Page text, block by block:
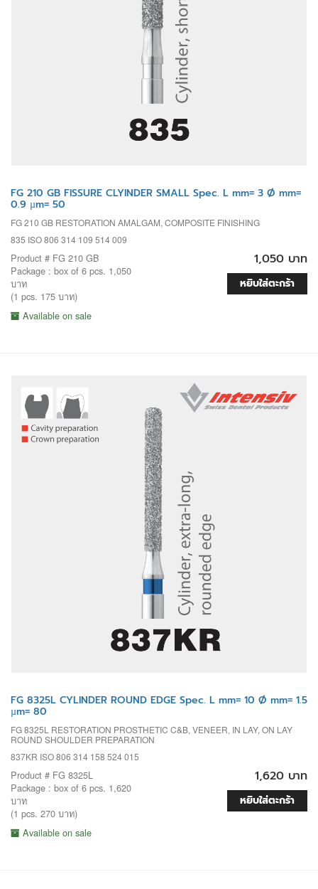
FG 210 GB FISSURE CLYINDER SMALL Spec. L mm= 3 Ø mm=
0.9 µm= 50
FG 210 GB RESTORATION AMALGAM, COMPOSITE FINISHING
835 ISO 806 314 109 514 009
Product # FG 210 GB
Package : box of 6 pcs. 1,050
บาท
(1 pcs. 175 บาท)
Available on sale
1,050 บาท
หยิบใส่ตะกร้า
FG 8325L CYLINDER ROUND EDGE Spec. L mm= 10 Ø mm= 1.5
µm= 80
FG 8325L RESTORATION PROSTHETIC C&B, VENEER, IN LAY, ON LAY
ROUND SHOULDER PREPARATION
837KR ISO 806 314 158 524 015
Product # FG 8325L
Package : box of 6 pcs. 1,620
บาท
(1 pcs. 270 บาท)
Available on sale
1,620 บาท
หยิบใส่ตะกร้า